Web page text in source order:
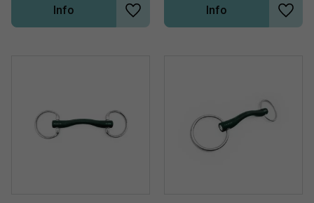
hästens mun
Lägg till i önskelista
Info
hästens mun
Lägg
Info